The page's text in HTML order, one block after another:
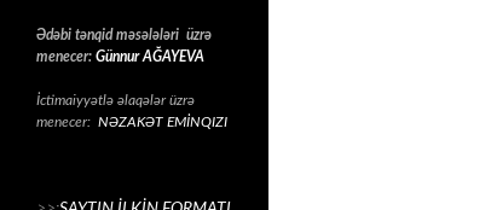
Ədəbi tənqid məsələləri üzrə
menecer: Günnur AĞAYEVA
İctimaiyyətlə əlaqələr üzrə
menecer: NƏZAKƏT EMİNQIZI